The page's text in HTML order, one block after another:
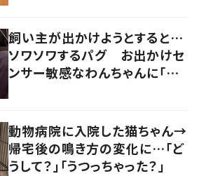
飼い主が出かけようとすると…
ソワソワするパグ お出かけセ
ンサー敏感なわんちゃんに「可
動物病院に入院した猫ちゃん→
帰宅後の鳴き方の変化に…「ど
うして？」「うつっちゃった？」